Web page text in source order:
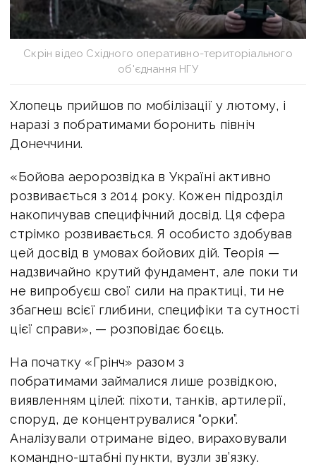
Скрін відео Східного оперативно-територіального
об'єднання НГУ
Хлопець прийшов по мобілізації у лютому, і
наразі з побратимами боронить північ
Донеччини.
«Бойова аеророзвідка в Україні активно
розвивається з 2014 року. Кожен підрозділ
накопичував специфічний досвід. Ця сфера
стрімко розвивається. Я особисто здобував
цей досвід в умовах бойових дій. Теорія —
надзвичайно крутий фундамент, але поки ти
не випробуєш свої сили на практиці, ти не
збагнеш всієї глибини, специфіки та сутності
цієї справи», — розповідає боєць.
На початку «Грінч» разом з
побратимами займалися лише розвідкою,
виявленням цілей: піхоти, танків, артилерії,
споруд, де концентрувалися “орки”.
Аналізували отримане відео, вираховували
командно-штабні пункти, вузли зв’язку.